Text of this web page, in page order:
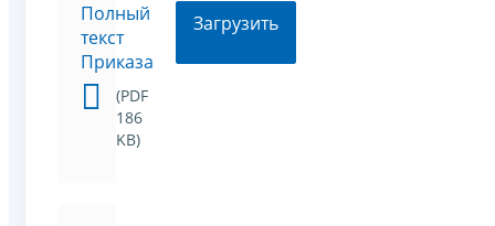
Полный
текст
Приказа
(PDF
186
KB)
Загрузить